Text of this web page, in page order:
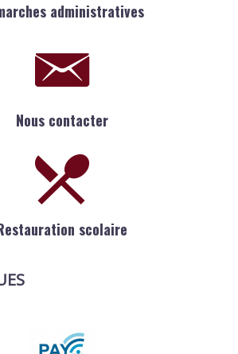
administratives
Nous contacter
scolaire